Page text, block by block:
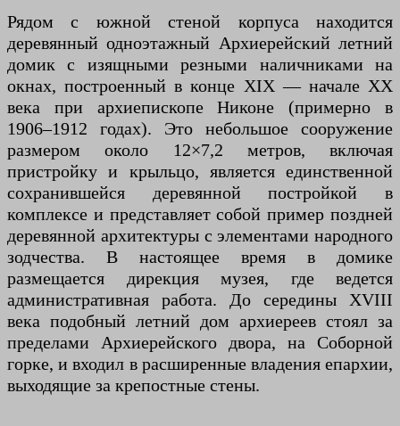
Рядом с южной стеной корпуса находится
деревянный одноэтажный Архиерейский летний
домик с изящными резными наличниками на
окнах, построенный в конце XIX — начале XX
века при архиепископе Никоне (примерно в
1906–1912 годах). Это небольшое сооружение
размером около 12×7,2 метров, включая
пристройку и крыльцо, является единственной
сохранившейся деревянной постройкой в
комплексе и представляет собой пример поздней
деревянной архитектуры с элементами народного
зодчества. В настоящее время в домике
размещается дирекция музея, где ведется
административная работа. До середины XVIII
века подобный летний дом архиереев стоял за
пределами Архиерейского двора, на Соборной
горке, и входил в расширенные владения епархии,
выходящие за крепостные стены.